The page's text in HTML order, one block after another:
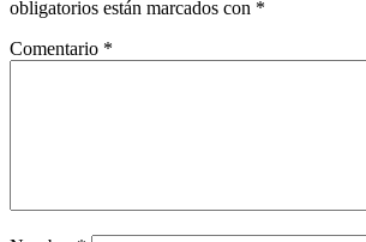
obligatorios están marcados con *
Comentario *